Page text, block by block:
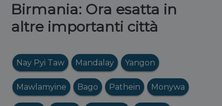
Birmania: Ora esatta in
altre importanti città
Nay Pyi Taw Mandalay Yangon
Mawlamyine Bago Pathein Monywa